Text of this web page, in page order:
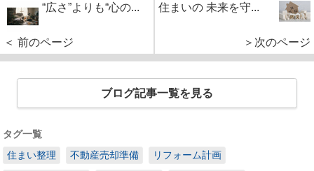
“広さ”よりも“心の...
＜ 前のページ
住まいの 未来を守...
＞次のページ
ブログ記事一覧を見る
タグ一覧
住まい整理
不動産売却準備 リフォーム計画